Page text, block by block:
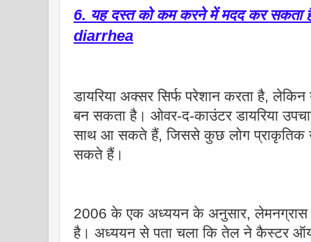
6. यह दस्त को कम करने में मदद कर
diarrhea
डायरिया अक्सर सिर्फ परेशान करता है,
बन सकता है। ओवर-द-काउंटर डायरिया
साथ आ सकते हैं, जिससे कुछ लोग प्राकृतिक
सकते हैं।
2006 के एक अध्ययन के अनुसार, लेमनग्रास
है। अध्ययन से पता चला कि तेल ने कैस्टर